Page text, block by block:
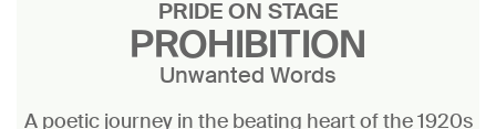
PROHIBITION
Unwanted Words
PRIDE ON STAGE
A poetic journey in the beating heart of the 1920s